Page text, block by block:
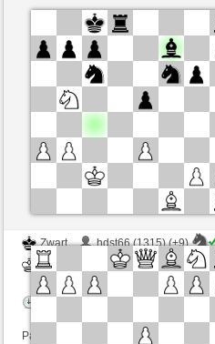
Wit
hdst66 (1324) (-23)
ChesterTheMoulTester
Speelduur: 15 minutes/side + 0
Partij telt mee voor de ranglijst
Zwart
hdst66 (1315) (+9)
Wit
ChesterTheMoulTester
Speelduur: 15 minutes/side + 0
Partij telt mee voor de ranglijst